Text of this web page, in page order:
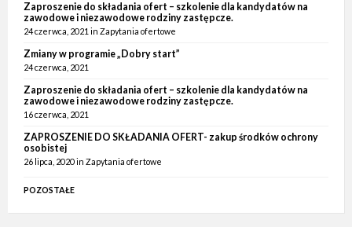
Zaproszenie do składania ofert – szkolenie dla kandydatów na
zawodowe i niezawodowe rodziny zastępcze.
24 czerwca, 2021 in Zapytania ofertowe
Zmiany w programie „Dobry start”
24 czerwca, 2021
Zaproszenie do składania ofert – szkolenie dla kandydatów na
zawodowe i niezawodowe rodziny zastępcze.
16 czerwca, 2021
ZAPROSZENIE DO SKŁADANIA OFERT- zakup środków ochrony
osobistej
26 lipca, 2020in Zapytania ofertowe
POZOSTAŁE